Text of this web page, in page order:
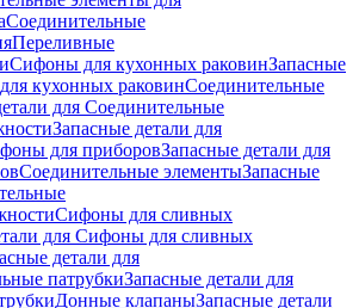
Соединительные
Переливные
Сифоны для кухонных раковинЗапасные
кухонных раковинСоединительные
для Соединительные
Запасные детали для
для приборовЗапасные детали для
Соединительные элементыЗапасные
Сифоны для сливных
для Сифоны для сливных
детали для
патрубкиЗапасные детали для
Донные клапаныЗапасные детали